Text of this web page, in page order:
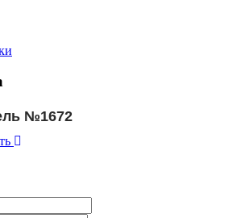
№1672